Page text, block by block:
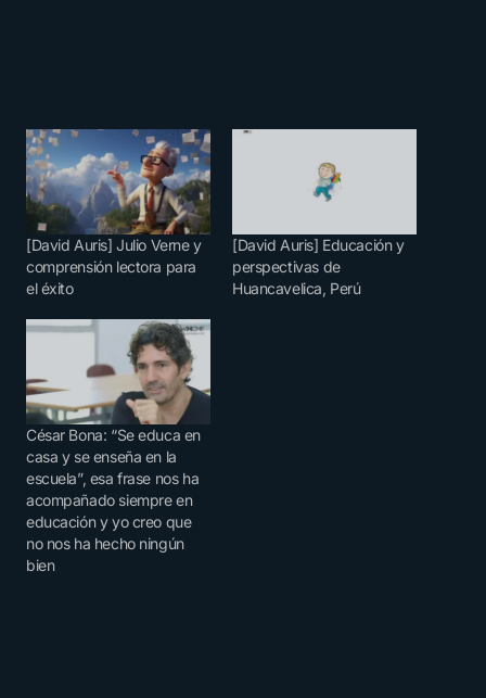
[David Auris] Julio Verne y
comprensión lectora para
el éxito
[David Auris] Educación y
perspectivas de
Huancavelica, Perú
César Bona: “Se educa en
casa y se enseña en la
escuela”, esa frase nos ha
acompañado siempre en
educación y yo creo que
no nos ha hecho ningún
bien